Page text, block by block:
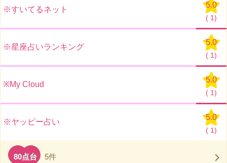
※すいてるネット
5.0
( 1)
※星座占いランキング
5.0
( 1)
※My Cloud
5.0
( 1)
※ヤッピー占い
5.0
( 1)
80点台 5件